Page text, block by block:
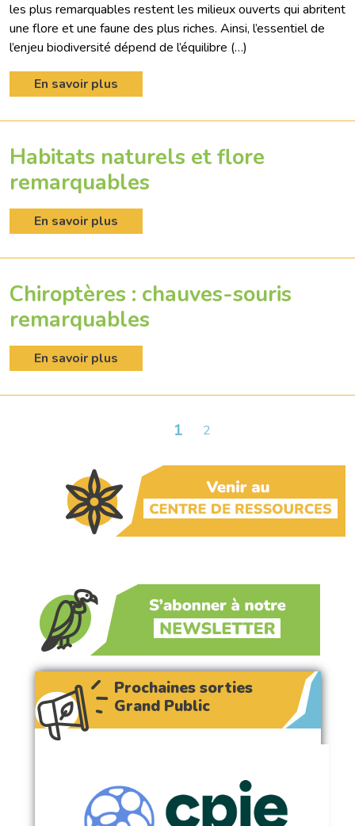
les plus remarquables restent les milieux ouverts qui abritent
une flore et une faune des plus riches. Ainsi, l’essentiel de
l’enjeu biodiversité dépend de l’équilibre (…)
En savoir plus
Habitats naturels et flore
remarquables
En savoir plus
Chiroptères : chauves-souris
remarquables
En savoir plus
1 2
Prochaines sorties
Grand Public